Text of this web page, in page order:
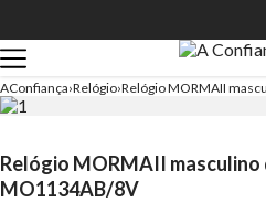
AConfiança Relógio Relógio MORMAII
Relógio MORMAII
MO1134AB/8V